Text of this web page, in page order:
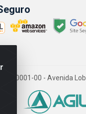
0001-00 - Avenida